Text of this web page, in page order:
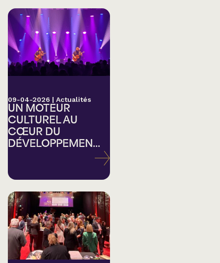
09-04-2026 | Actualités
UN MOTEUR
CULTUREL AU
CŒUR DU
DÉVELOPPEMEN...